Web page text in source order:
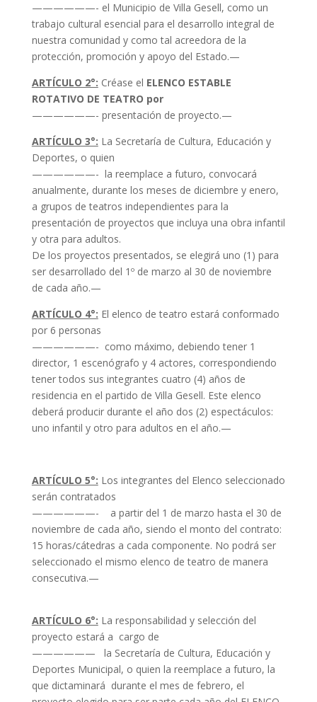
——————- el Municipio de Villa Gesell, como un
trabajo cultural esencial para el desarrollo integral de
nuestra comunidad y como tal acreedora de la
protección, promoción y apoyo del Estado.—
ARTÍCULO 2°: Créase el ELENCO ESTABLE
ROTATIVO DE TEATRO por
——————- presentación de proyecto.—
ARTÍCULO 3°: La Secretaría de Cultura, Educación y
Deportes, o quien
——————- la reemplace a futuro, convocará
anualmente, durante los meses de diciembre y enero,
a grupos de teatros independientes para la
presentación de proyectos que incluya una obra infantil
y otra para adultos.
De los proyectos presentados, se elegirá uno (1) para
ser desarrollado del 1º de marzo al 30 de noviembre
de cada año.—
ARTÍCULO 4°: El elenco de teatro estará conformado
por 6 personas
——————- como máximo, debiendo tener 1
director, 1 escenógrafo y 4 actores, correspondiendo
tener todos sus integrantes cuatro (4) años de
residencia en el partido de Villa Gesell. Este elenco
deberá producir durante el año dos (2) espectáculos:
uno infantil y otro para adultos en el año.—
ARTÍCULO 5°: Los integrantes del Elenco seleccionado
serán contratados
——————- a partir del 1 de marzo hasta el 30 de
noviembre de cada año, siendo el monto del contrato:
15 horas/cátedras a cada componente. No podrá ser
seleccionado el mismo elenco de teatro de manera
consecutiva.—
ARTÍCULO 6°: La responsabilidad y selección del
proyecto estará a cargo de
—————— la Secretaría de Cultura, Educación y
Deportes Municipal, o quien la reemplace a futuro, la
que dictaminará durante el mes de febrero, el